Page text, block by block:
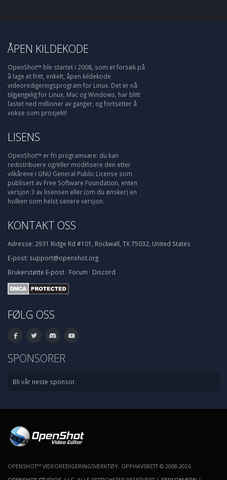
ÅPEN KILDEKODE
OpenShot™ ble startet i 2008, som et forsøk på
å lage et fritt, enkelt, åpen kildekode
videoredigeringsprogram for Linux. Det er nå
tilgjengelig for Linux, Mac og Windows, har blitt
lastet ned millioner av ganger, og fortsetter å
vokse som prosjekt!
LISENS
OpenShot™ er fri programvare: du kan
redistribuere og/eller modifisere den etter
vilkårene i GNU General Public License som
publisert av Free Software Foundation, enten
versjon 3 av lisensen eller (om du ønsker) en
hvilken som helst senere versjon.
KONTAKT OSS
Adresse: 2931 Ridge Rd #101, Rockwall, TX 75032, United States
E-post: support@openshot.org
Brukerstøtte E-post · Forum · Discord
FØLG OSS
SPONSORER
Bli vår neste sponsor.
OPENSHOT™ VIDEOREDIGERINGSVERKTØY. OPPHAVSRETT © 2008-2026